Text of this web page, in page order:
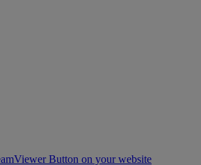
Button on your website